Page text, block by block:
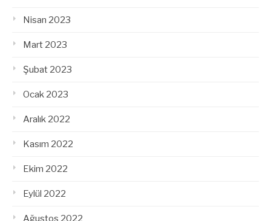
Nisan 2023
Mart 2023
Şubat 2023
Ocak 2023
Aralık 2022
Kasım 2022
Ekim 2022
Eylül 2022
Ağustos 2022